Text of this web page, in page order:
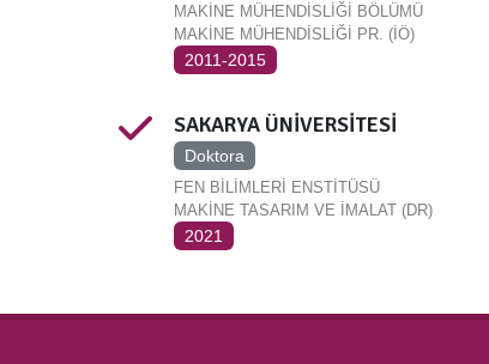
MAKİNE MÜHENDİSLİĞİ BÖLÜMÜ
MAKİNE MÜHENDİSLİĞİ PR. (İÖ)
2011-2015
SAKARYA ÜNİVERSİTESİ
Doktora
FEN BİLİMLERİ ENSTİTÜSÜ
MAKİNE TASARIM VE İMALAT (DR)
2021